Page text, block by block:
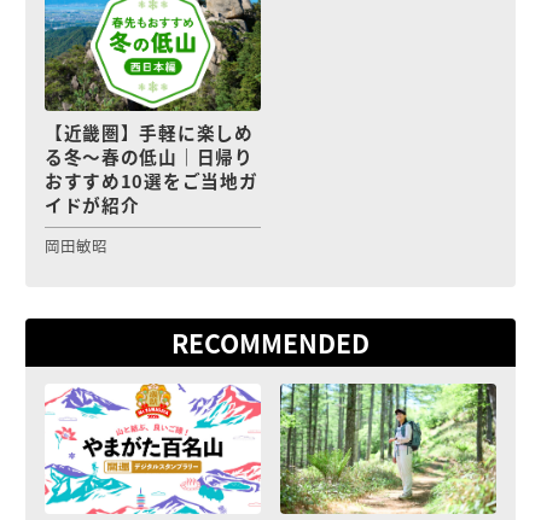
【近畿圏】手軽に楽しめ
る冬〜春の低山｜日帰り
おすすめ10選をご当地ガ
イドが紹介
岡田敏昭
RECOMMENDED